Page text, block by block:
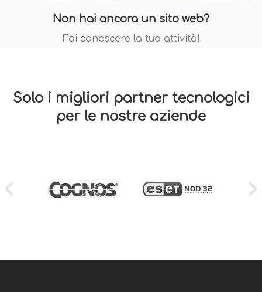
Non hai ancora un sito web?
Fai conoscere la tua attività!
Solo i migliori partner tecnologici
per le nostre aziende